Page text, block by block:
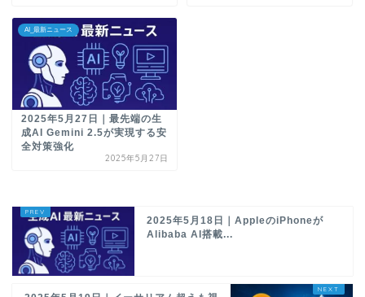
AI_最新ニュース
2025年5月27日｜最先端の生
成AI Gemini 2.5が実現する安
全対策強化
2025年5月27日
2025年5月18日｜AppleのiPhoneが
Alibaba AI搭載...